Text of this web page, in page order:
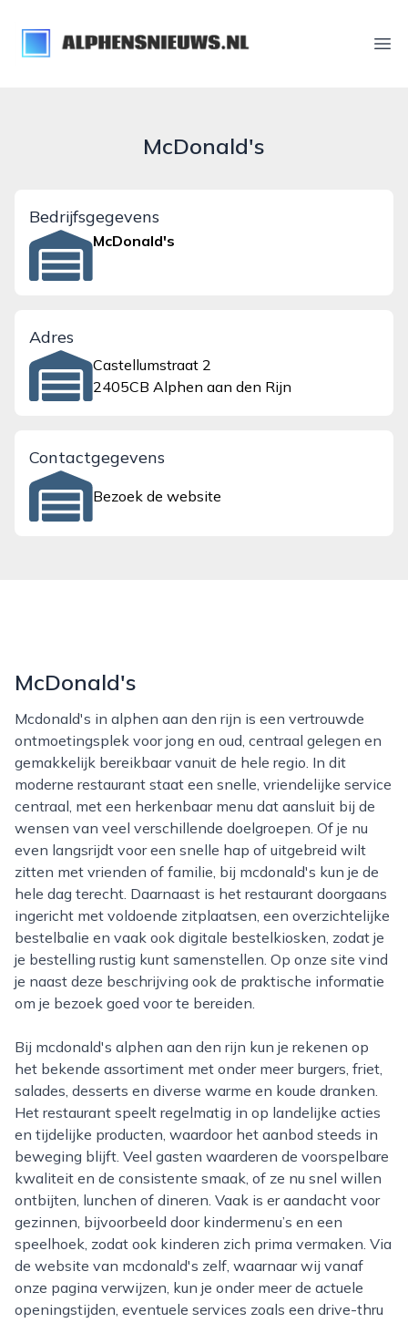
alphensnieuws.nl
McDonald's
Bedrijfsgegevens
McDonald's
Adres
Castellumstraat 2
2405CB Alphen aan den Rijn
Contactgegevens
Bezoek de website
McDonald's
Mcdonald's in alphen aan den rijn is een vertrouwde
ontmoetingsplek voor jong en oud, centraal gelegen en
gemakkelijk bereikbaar vanuit de hele regio. In dit
moderne restaurant staat een snelle, vriendelijke service
centraal, met een herkenbaar menu dat aansluit bij de
wensen van veel verschillende doelgroepen. Of je nu
even langsrijdt voor een snelle hap of uitgebreid wilt
zitten met vrienden of familie, bij mcdonald's kun je de
hele dag terecht. Daarnaast is het restaurant doorgaans
ingericht met voldoende zitplaatsen, een overzichtelijke
bestelbalie en vaak ook digitale bestelkiosken, zodat je
je bestelling rustig kunt samenstellen. Op onze site vind
je naast deze beschrijving ook de praktische informatie
om je bezoek goed voor te bereiden.
Bij mcdonald's alphen aan den rijn kun je rekenen op
het bekende assortiment met onder meer burgers, friet,
salades, desserts en diverse warme en koude dranken.
Het restaurant speelt regelmatig in op landelijke acties
en tijdelijke producten, waardoor het aanbod steeds in
beweging blijft. Veel gasten waarderen de voorspelbare
kwaliteit en de consistente smaak, of ze nu snel willen
ontbijten, lunchen of dineren. Vaak is er aandacht voor
gezinnen, bijvoorbeeld door kindermenu’s en een
speelhoek, zodat ook kinderen zich prima vermaken. Via
de website van mcdonald's zelf, waarnaar wij vanaf
onze pagina verwijzen, kun je onder meer de actuele
openingstijden, eventuele services zoals een drive-thru